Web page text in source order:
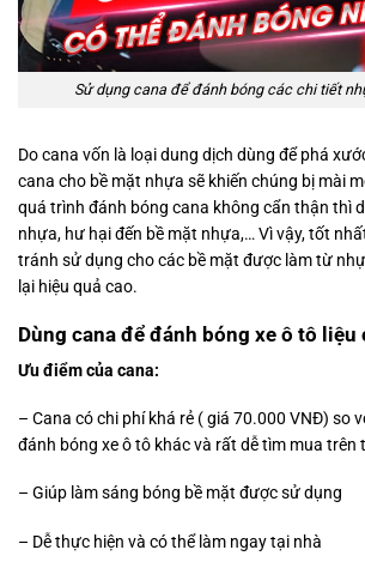
Sử dụng cana để đánh bóng các chi tiết
Do cana vốn là loại dung dịch dùng để phá
cana cho bề mặt nhựa sẽ khiến chúng bị mài
quá trình đánh bóng cana không cẩn thận thì
nhựa, hư hại đến bề mặt nhựa,… Vì vậy, tốt
tránh sử dụng cho các bề mặt được làm từ
lại hiệu quả cao.
Dùng cana để đánh bóng xe ô tô liệu
Ưu điểm của cana:
– Cana có chi phí khá rẻ ( giá 70.000 VNĐ) so
đánh bóng xe ô tô khác và rất dễ tìm mua trên
– Giúp làm sáng bóng bề mặt được sử dụng
– Dễ thực hiện và có thể làm ngay tại nhà